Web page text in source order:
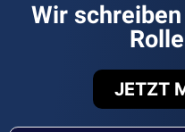
Wir
JETZT